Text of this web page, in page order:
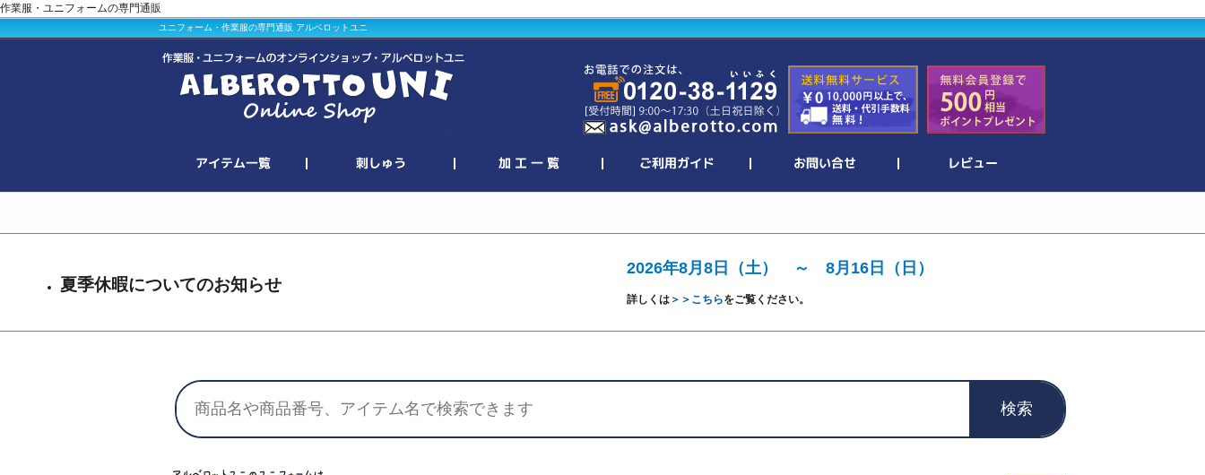
作業服・ユニフォームの専門通販
ユニフォーム・作業服の専門通販 アルベロットユニ
夏季休暇についてのお知らせ
2026年8月8日（土） ～ 8月16日（日）
詳しくは＞＞こちらをご覧ください。
検索